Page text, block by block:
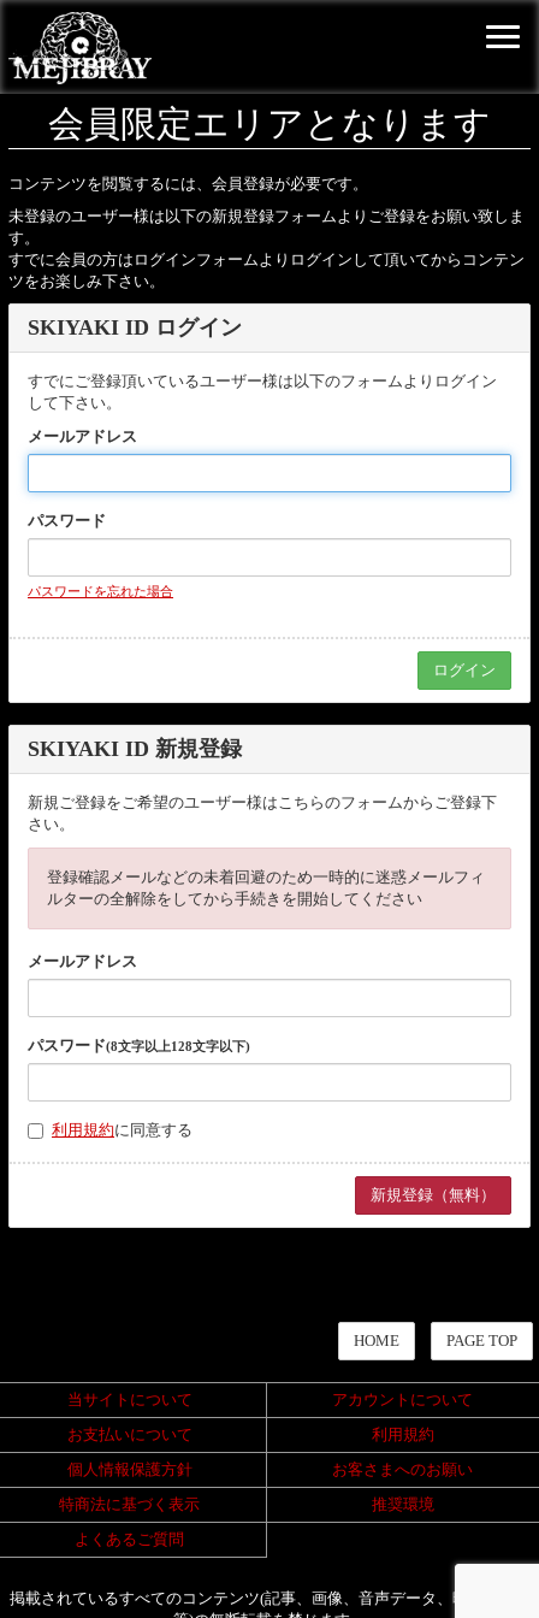
会員限定エリアとなります
コンテンツを閲覧するには、会員登録が必要です。
未登録のユーザー様は以下の新規登録フォームよりご登録をお願い致しま
す。
すでに会員の方はログインフォームよりログインして頂いてからコンテン
ツをお楽しみ下さい。
SKIYAKI ID ログイン
すでにご登録頂いているユーザー様は以下のフォームよりログイン
して下さい。
メールアドレス
パスワード
パスワードを忘れた場合
SKIYAKI ID 新規登録
新規ご登録をご希望のユーザー様はこちらのフォームからご登録下
さい。
登録確認メールなどの未着回避のため一時的に迷惑メールフィ
ルターの全解除をしてから手続きを開始してください
メールアドレス
パスワード(8文字以上128文字以下)
利用規約に同意する
HOME PAGE TOP
当サイトについて
アカウントについて
お支払いについて
利用規約
個人情報保護方針
お客さまへのお願い
特商法に基づく表示
推奨環境
よくあるご質問
掲載されているすべてのコンテンツ(記事、画像、音声データ、映像データ